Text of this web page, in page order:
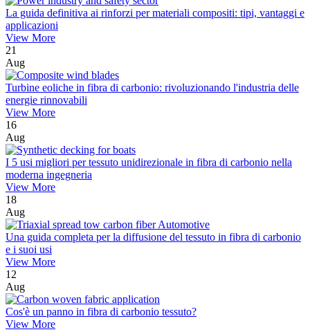
La guida definitiva ai rinforzi per materiali compositi: tipi, vantaggi e
applicazioni
View More
21
Aug
Turbine eoliche in fibra di carbonio: rivoluzionando l'industria delle
energie rinnovabili
View More
16
Aug
I 5 usi migliori per tessuto unidirezionale in fibra di carbonio nella
moderna ingegneria
View More
18
Aug
Una guida completa per la diffusione del tessuto in fibra di carbonio
e i suoi usi
View More
12
Aug
Cos'è un panno in fibra di carbonio tessuto?
View More